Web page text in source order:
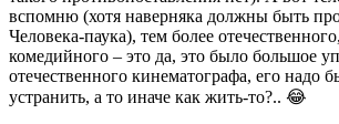
вспомню (хотя наверняка должны быть
Человека-паука), тем более
комедийного – это да, это было большое
отечественного кинематографа, его надо
устранить, а то иначе как жить-то?.. 😂